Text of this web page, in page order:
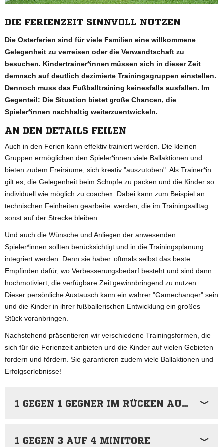
DIE FERIENZEIT SINNVOLL NUTZEN
Die Osterferien sind für viele Familien eine willkommene
Gelegenheit zu verreisen oder die Verwandtschaft zu
besuchen. Kindertrainer*innen müssen sich in dieser Zeit
demnach auf deutlich dezimierte Trainingsgruppen einstellen.
Dennoch muss das Fußballtraining keinesfalls ausfallen. Im
Gegenteil: Die Situation bietet große Chancen, die
Spieler*innen nachhaltig weiterzuentwickeln.
AN DEN DETAILS FEILEN
Auch in den Ferien kann effektiv trainiert werden. Die kleinen
Gruppen ermöglichen den Spieler*innen viele Ballaktionen und
bieten zudem Freiräume, sich kreativ "auszutoben". Als Trainer*in
gilt es, die Gelegenheit beim Schopfe zu packen und die Kinder so
individuell wie möglich zu coachen. Dabei kann zum Beispiel an
technischen Feinheiten gearbeitet werden, die im Trainingsalltag
sonst auf der Strecke bleiben.
Und auch die Wünsche und Anliegen der anwesenden
Spieler*innen sollten berücksichtigt und in die Trainingsplanung
integriert werden. Denn sie haben oftmals selbst das beste
Empfinden dafür, wo Verbesserungsbedarf besteht und sind dann
hochmotiviert, die verfügbare Zeit gewinnbringend zu nutzen.
Dieser persönliche Austausch kann ein wahrer "Gamechanger" sein
und die Kinder in ihrer fußballerischen Entwicklung ein großes
Stück voranbringen.
Nachstehend präsentieren wir verschiedene Trainingsformen, die
sich für die Ferienzeit anbieten und die Kinder auf vielen Gebieten
fordern und fördern. Sie garantieren zudem viele Ballaktionen und
Erfolgserlebnisse!
1 GEGEN 1 GEGNER IM RÜCKEN AUF MINITORE
1 GEGEN 3 AUF 4 MINITORE